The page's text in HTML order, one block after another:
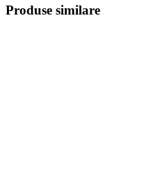
Produse similare